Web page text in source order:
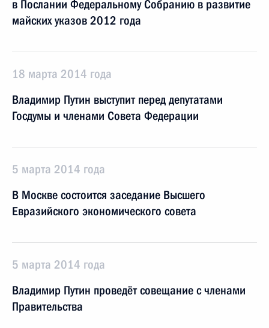
в Послании Федеральному Собранию в развитие
майских указов 2012 года
18 марта 2014 года
Владимир Путин выступит перед депутатами
Госдумы и членами Совета Федерации
5 марта 2014 года
В Москве состоится заседание Высшего
Евразийского экономического совета
5 марта 2014 года
Владимир Путин проведёт совещание с членами
Правительства